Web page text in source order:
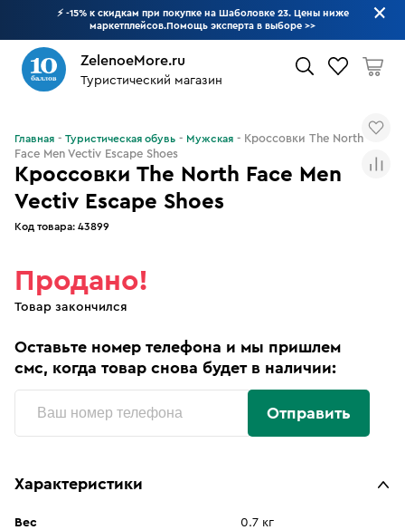
⚡ -15% к скидкам при покупке на Шаболовке 23. Цены ниже
маркетплейсов.Помощь эксперта в выборе >>
ZelenoeMore.ru
Туристический магазин
Кроссовки The North Face Men
Vectiv Escape Shoes
Код товара: 43899
Главная Туристическая обувь Мужская
Кроссовки The North
Face Men Vectiv Escape Shoes
Продано!
Товар закончился
Оставьте номер телефона и мы пришлем
смс, когда товар снова будет в наличии:
Отправить
Характеристики
Вес 0.7 кг